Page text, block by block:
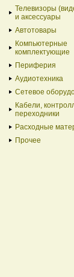
Телевизоры
и аксессуары
Автотовары
Компьютерные
комплектующие
Периферия
Аудиотехника
Сетевое
Кабели,
переходники
Расходные
Прочее